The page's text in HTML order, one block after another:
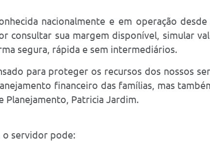
nacionalmente e em operação
consultar sua margem disponível, simular
segura, rápida e sem intermediários.
para proteger os recursos dos nossos
financeiro das famílias, mas
Planejamento, Patricia Jardim.
o servidor pode: